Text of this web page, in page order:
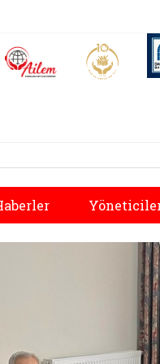
açılır)
Aile (yeni sekmede açılır)
AİLEM İletişim Aile ve